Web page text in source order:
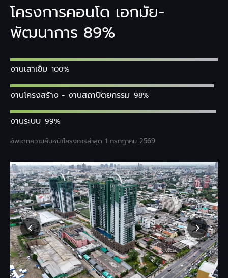
โครงการคอนโด เอกมัย-
พัฒนาการ 89%
งานเสาเข็ม 100%
งานโครงสร้าง - งานสถาปัตยกรรม 98%
งานระบบ 99%
อัพเดทความคืบหน้าโครงการล่าสุด 1 กรกฎาคม 2569